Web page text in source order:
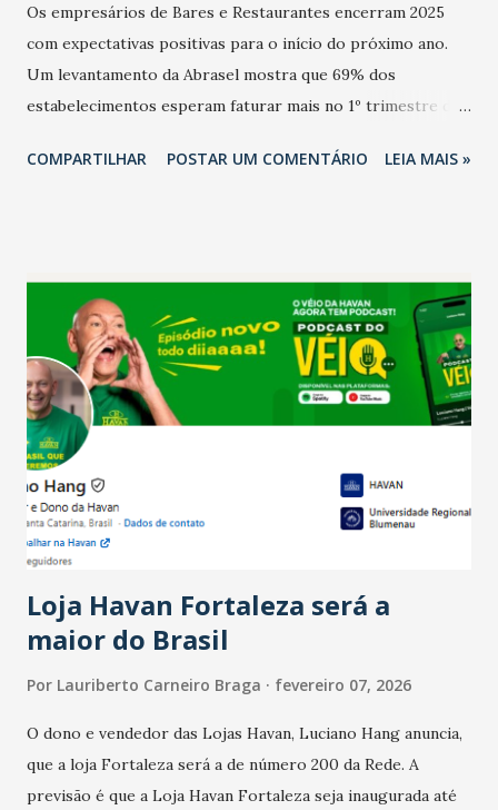
Os empresários de Bares e Restaurantes encerram 2025
com expectativas positivas para o início do próximo ano.
Um levantamento da Abrasel mostra que 69% dos
estabelecimentos esperam faturar mais no 1º trimestre de
relação ao último trimestre deste ano, 56% também
confraternizações de fim de ano e pelo pagamento do 13º
Salário para um número maior de trabalhadores, já que o
país tem a menor taxa de desemprego dos anos recentes.
Ainda segundo a Pesquisa, em novembro de 2025, 40% dos
bares e restaurantes operaram com lucro e outros 40%
registraram equilíbrio financeiro. Já o percentual de
estabelecimentos no prejuízo ficou em 19%, pouco abaixo
do observado no mês anterior. Outros 1% não existiam em
novembro. Em relação a outubro, o faturamento também
cresceu. De acordo com a pesquisa, 44% dos n...
COMPARTILHAR POSTAR UM COMENTÁRIO LEIA MAIS »
Loja Havan Fortaleza será a
maior do Brasil
Por Lauriberto Carneiro Braga fevereiro 07, 2026
O dono e vendedor das Lojas Havan, Luciano Hang anuncia,
que a loja Fortaleza será a de número 200 da Rede. A
previsão é que a Loja Havan Fortaleza seja inaugurada até